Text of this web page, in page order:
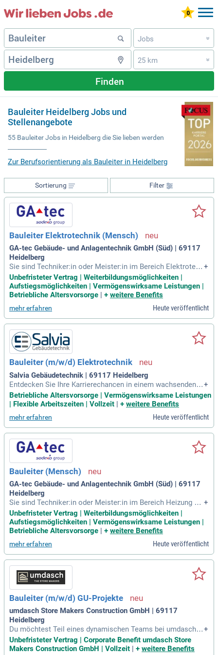
Jobs »
25 km »
Finden
Bauleiter Heidelberg Jobs und
Stellenangebote
55 Bauleiter Jobs in Heidelberg die Sie lieben werden
Zur Berufsorientierung als Bauleiter in Heidelberg
Filter
Sortierung
Bauleiter Elektrotechnik (Mensch)
GA-tec Gebäude- und Anlagentechnik GmbH (Süd) | 69117
Heidelberg
Sie sind Techniker:in oder Meister:in im Bereich Elektrotech
nik? Sie bringen Verantwortung für Projektqualität und -term
ine mit einem hervorragenden organisatorischen Geschick
mit? Wir bieten Ihnen 30 Tage Urlaub, geregelte Arbeitszeite
heren Branche. Nutzen Sie attraktive Vergütungen, einen Fir
men-PKW mit Privatnutzung und eine umfassende 24/7 Unfa
llversicherung. Profitieren Sie von zahlreichen Weiterbildung
sangeboten, internen Aufstiegsmöglichkeiten und spannend
en Projekten. Als Teil unseres Teams genießen Sie exklusiv
e Mitarbeiterangebote, wie Fitnessrabatte, E-Bike-Leasing u
nd besondere Discounts bei Online-Diensten.
+
Unbefristeter Vertrag | Weiterbildungsmöglichkeiten |
Aufstiegsmöglichkeiten | Vermögenswirksame Leistungen |
Betriebliche Altersvorsorge
+ weitere Benefits
mehr erfahren Heute veröffentlicht
Bauleiter (m/w/d) Elektrotechnik
Salvia Gebäudetechnik | 69117 Heidelberg
Entdecken Sie Ihre Karrierechancen in einem wachsenden U
nternehmen! Wir bieten attraktive Leistungen wie betrieblich
e Altersvorsorge, vermögenswirksame Leistungen und indiv
mie. In Ihrem neuen Job leiten Sie Baustellen im Bereich Ele
ktrotechnik und sichern die Einhaltung von Sicherheitsvorsc
hriften. Darüber hinaus planen Sie den Materialbedarf und k
ümmern sich um Bestellungen sowie die Disposition. Profiti
eren Sie von einem familiären Arbeitsumfeld, flexiblen Arbei
tszeiten und modernsten Arbeitsmitteln. Bewerben Sie sich
jetzt! Klicken Sie auf "Jetzt Bewerben" oben in der Anzeige.
+
Betriebliche Altersvorsorge | Vermögenswirksame Leistungen
| Flexible Arbeitszeiten | Vollzeit | + weitere Benefits
mehr erfahren Heute veröffentlicht
Bauleiter (Mensch)
GA-tec Gebäude- und Anlagentechnik GmbH (Süd) | 69117
Heidelberg
Sie sind Techniker:in oder Meister:in im Bereich Heizung un
d Klima mit Erfahrung in der Montage von Sanitär- und Heiz
ungstechnik? Dann bieten wir Ihnen die Möglichkeit, Verant
wortung für die erfolgreiche Projektrealisierung in der SHK-
Branche zu übernehmen. Bei uns erwarten Sie 30 Tage Urlau
b, geregelte Arbeitszeiten und ein unbefristeter Arbeitsvertra
g. Sie profitieren von einem attraktiven Vergütungspaket so
wie einer 24/7 Unfallversicherung. Ein Firmen-PKW mit Priva
tnutzung und zahlreiche Weiterbildungsmöglichkeiten warte
n auf Sie. Nutzen Sie die Chance, in einem zukunftssicheren
Unternehmen spannende Projekte zu realisieren und Ihre Ka
rriere voranzutreiben!
+
Unbefristeter Vertrag | Weiterbildungsmöglichkeiten |
Aufstiegsmöglichkeiten | Vermögenswirksame Leistungen |
Betriebliche Altersvorsorge | + weitere Benefits
mehr erfahren Heute veröffentlicht
Bauleiter (m/w/d) GU-Projekte
umdasch Store Makers Construction GmbH | 69117
Heidelberg
Du möchtest Teil eines dynamischen Teams bei umdasch w
erden? Als Bauleiter (m/w/d) übernimmst du Verantwortung
für Termin, Kosten und Qualität in spannenden Bauprojekte
+
Unbefristeter Vertrag | Corporate Benefit umdasch Store
Makers Construction GmbH | Vollzeit
+ weitere Benefits